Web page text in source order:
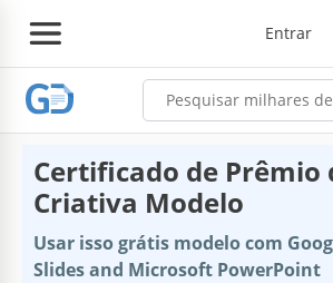
Entrar
Certificado de Prêmio
Criativa Modelo
Usar isso grátis modelo com
Slides and Microsoft PowerPoint